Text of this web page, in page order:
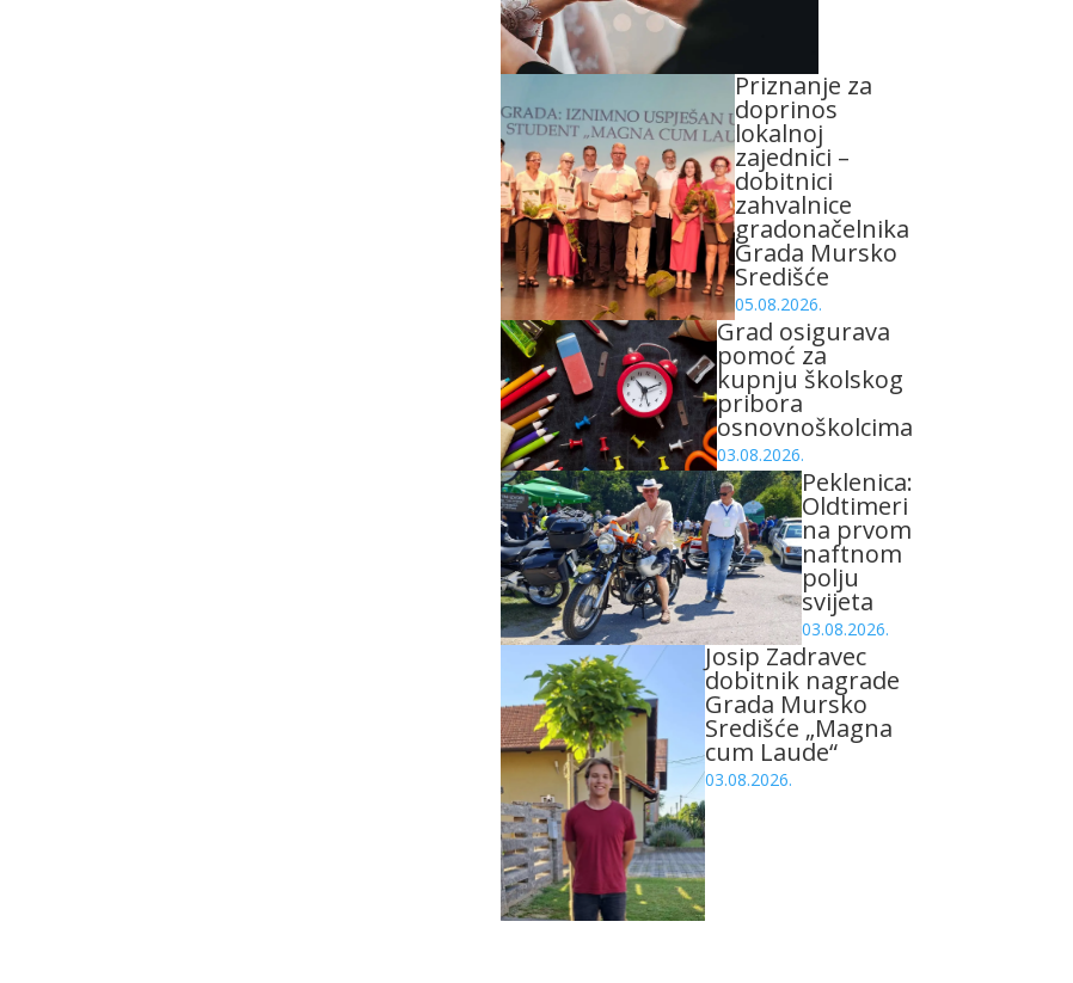
Priznanje za
doprinos
lokalnoj
zajednici –
dobitnici
zahvalnice
gradonačelnika
Grada Mursko
Središće
05.08.2026.
Grad osigurava
pomoć za
kupnju školskog
pribora
osnovnoškolcima
03.08.2026.
Peklenica:
Oldtimeri
na prvom
naftnom
polju
svijeta
03.08.2026.
Josip Zadravec
dobitnik nagrade
Grada Mursko
Središće „Magna
cum Laude“
03.08.2026.